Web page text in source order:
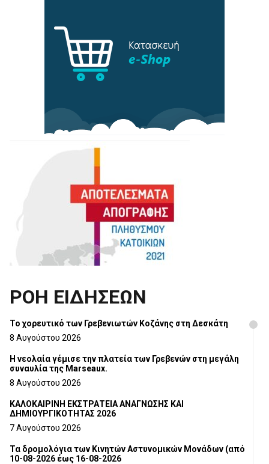
ΡΟΗ ΕΙΔΗΣΕΩΝ
Το χορευτικό των Γρεβενιωτών Κοζάνης στη Δεσκάτη
8 Αυγούστου 2026
Η νεολαία γέμισε την πλατεία των Γρεβενών στη μεγάλη
συναυλία της Marseaux.
8 Αυγούστου 2026
ΚΑΛΟΚΑΙΡΙΝΗ ΕΚΣΤΡΑΤΕΙΑ ΑΝΑΓΝΩΣΗΣ ΚΑΙ
ΔΗΜΙΟΥΡΓΙΚΟΤΗΤΑΣ 2026
7 Αυγούστου 2026
Τα δρομολόγια των Κινητών Αστυνομικών Μονάδων (από
10-08-2026 έως 16-08-2026